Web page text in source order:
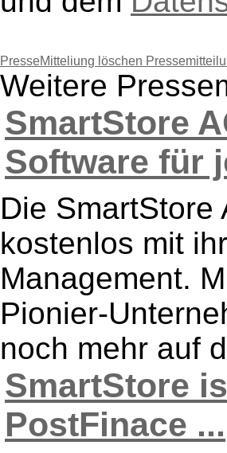
PresseMitteliung löschen
Weitere
SmartStore
Software für
Die
kostenlos mit
Management.
Pionier-
noch mehr auf
SmartStore
PostFinace ...